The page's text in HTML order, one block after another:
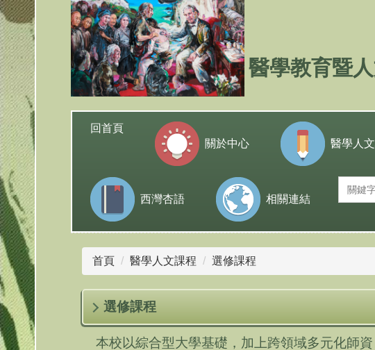
醫學教育暨
回首頁
關於中心
醫學人
西灣杏語 相關連結
首頁 醫學人文課程 選修課程
選修課程
本校以綜合型大學基礎，加上跨領域多元化師